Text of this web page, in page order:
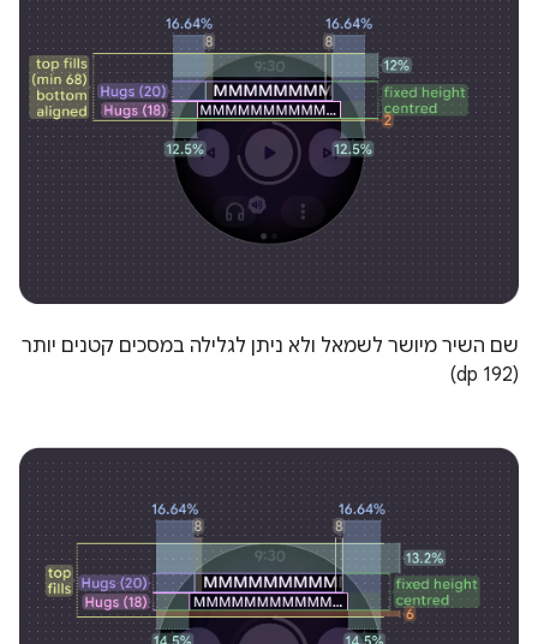
שם השיר מיושר לשמאל ולא ניתן לגלילה במסכים קטנים יותר
(192 dp)